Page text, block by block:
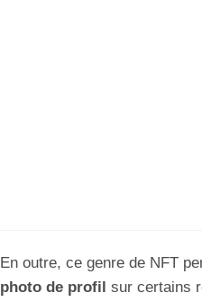
En outre, ce genre de NFT
photo de profil sur certains